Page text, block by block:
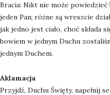
Bracia: Nikt nie może powiedzieć
jeden Pan; różne są wreszcie
jak jedno jest ciało, choć składa
bowiem w jednym Duchu
jednym Duchem.
Aklamacja
Przyjdź, Duchu Święty, napełnij